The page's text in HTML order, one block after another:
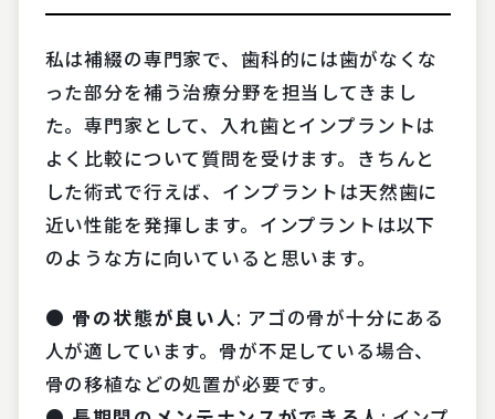
私は補綴の専門家で、歯科的には歯がなくな
った部分を補う治療分野を担当してきまし
た。専門家として、入れ歯とインプラントは
よく比較について質問を受けます。きちんと
した術式で行えば、インプラントは天然歯に
近い性能を発揮します。インプラントは以下
のような方に向いていると思います。
● 骨の状態が良い人: アゴの骨が十分にある
人が適しています。骨が不足している場合、
骨の移植などの処置が必要です。